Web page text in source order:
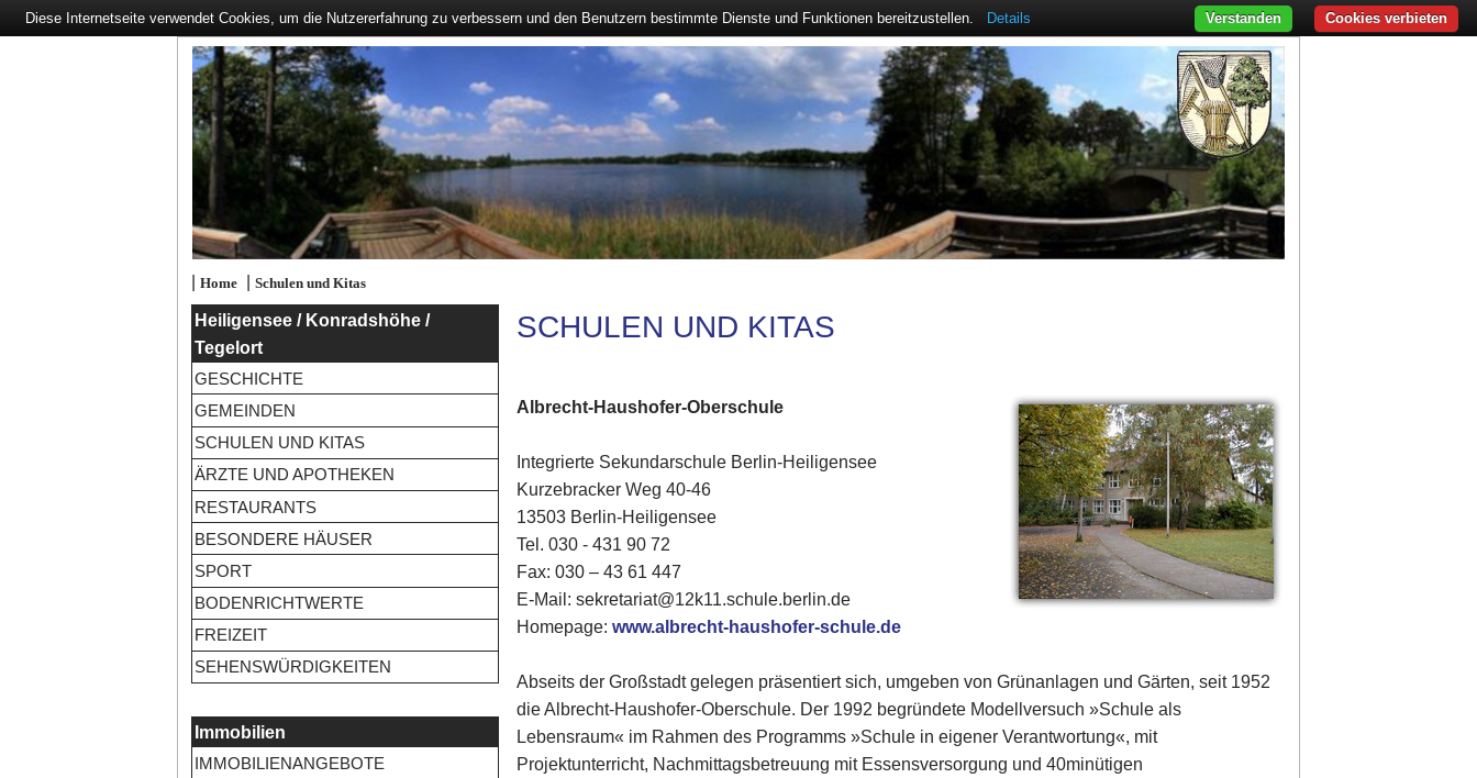
| Home| Schulen und Kitas
Heiligensee / Konradshöhe /
Tegelort
GESCHICHTE
GEMEINDEN
SCHULEN UND KITAS
ÄRZTE UND APOTHEKEN
RESTAURANTS
BESONDERE HÄUSER
SPORT
BODENRICHTWERTE
FREIZEIT
SEHENSWÜRDIGKEITEN
Immobilien
IMMOBILIENANGEBOTE
SCHULEN UND KITAS
Albrecht-Haushofer-Oberschule
Integrierte Sekundarschule Berlin-Heiligensee
Kurzebracker Weg 40-46
13503 Berlin-Heiligensee
Tel. 030 - 431 90 72‎
Fax: 030 – 43 61 447
E-Mail: sekretariat@12k11.schule.berlin.de
Homepage:www.albrecht-haushofer-schule.de
Abseits der Großstadt gelegen präsentiert sich, umgeben von Grünanlagen und Gärten, seit 1952
die Albrecht-Haushofer-Oberschule. Der 1992 begründete Modellversuch »Schule als
Lebensraum« im Rahmen des Programms »Schule in eigener Verantwortung«, mit
Projektunterricht, Nachmittagsbetreuung mit Essensversorgung und 40minütigen
Diese Internetseite verwendet Cookies, um die Nutzererfahrung zu verbessern und den Benutzern bestimmte Dienste und Funktionen bereitzustellen. Details Cookies verbieten
Verstanden